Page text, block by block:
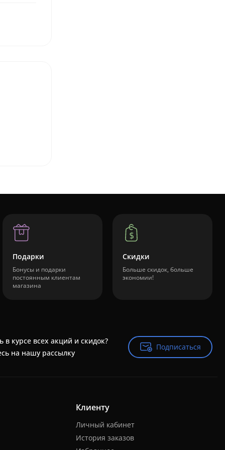
Подарки
Бонусы и подарки
постоянным клиентам
магазина
Скидки
Больше скидок, больше
экономии!
в курсе всех акций и скидок?
на нашу рассылку
Подписаться
Подписаться
Клиенту
Личный кабинет
История заказов